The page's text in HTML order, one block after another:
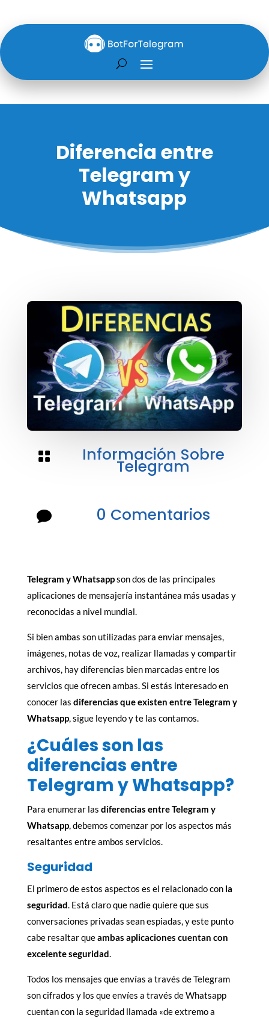
Diferencia entre
Telegram y
Whatsapp
 Información Sobre
Telegram
 0 Comentarios
Telegram y Whatsappson dos de las principales
aplicaciones de mensajería instantánea más usadas y
reconocidas a nivel mundial.
Si bien ambas son utilizadas para enviar mensajes,
imágenes, notas de voz, realizar llamadas y compartir
archivos, hay diferencias bien marcadas entre los
servicios que ofrecen ambas. Si estás interesado en
conocer las diferencias que existen entre Telegram y
Whatsapp, sigue leyendo y te las contamos.
¿Cuáles son las
diferencias entre
Telegram y Whatsapp?
Para enumerar las diferencias entre Telegram y
Whatsapp, debemos comenzar por los aspectos más
resaltantes entre ambos servicios.
Seguridad
El primero de estos aspectos es el relacionado con la
seguridad. Está claro que nadie quiere que sus
conversaciones privadas sean espiadas, y este punto
cabe resaltar queambas aplicaciones cuentan con
excelente seguridad.
Todos los mensajes que envías a través de Telegram
son cifrados y los que envíes a través de Whatsapp
cuentan con la seguridad llamada «de extremo a